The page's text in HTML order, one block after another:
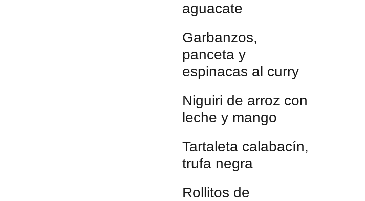
aguacate
Garbanzos,
panceta y
espinacas al curry
Niguiri de arroz con
leche y mango
Tartaleta calabacín,
trufa negra
Rollitos de